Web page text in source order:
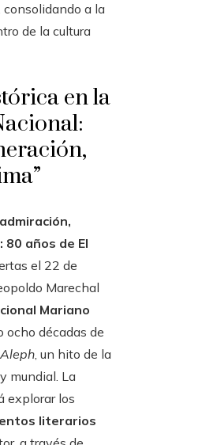
a la
de la cultura
en la
años de El
el 22 de
Marechal
Mariano
ocho décadas de
, un hito de la
mundial. La
explorar los
literarios